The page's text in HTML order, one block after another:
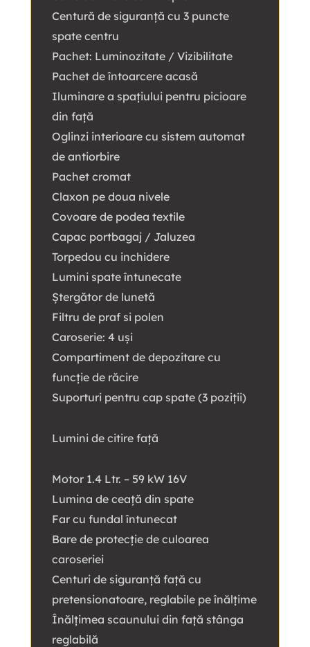
Centură de siguranță cu 3 puncte
spate centru
Pachet: Luminozitate / Vizibilitate
Pachet de întoarcere acasă
Iluminare a spațiului pentru picioare
din față
Oglinzi interioare cu sistem automat
de antiorbire
Pachet cromat
Claxon pe doua nivele
Covoare de podea textile
Capac portbagaj / Jaluzea
Torpedou cu inchidere
Lumini spate întunecate
Ştergător de lunetă
Filtru de praf si polen
Caroserie: 4 uși
Compartiment de depozitare cu
funcție de răcire
Suporturi pentru cap spate (3 poziții)
Lumini de citire față
Motor 1.4 Ltr. – 59 kW 16V
Lumina de ceață din spate
Far cu fundal întunecat
Bare de protecție de culoarea
caroseriei
Centuri de siguranță față cu
pretensionatoare, reglabile pe înălțime
Înălțimea scaunului din față stânga
reglabilă